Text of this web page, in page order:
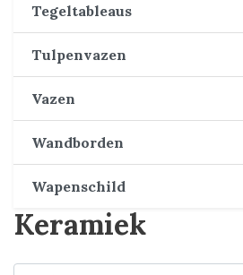
Tegeltableaus
Tulpenvazen
Vazen
Wandborden
Wapenschild
Keramiek